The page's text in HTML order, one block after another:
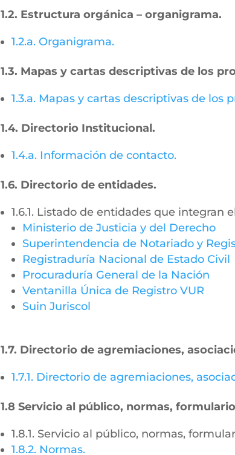
1.2. Estructura orgánica – organigrama.
1.2.a. Organigrama.
1.3. Mapas y cartas descriptivas de los
1.3.a. Mapas y cartas descriptivas de los
1.4. Directorio Institucional.
1.4.a. Información de contacto.
1.6. Directorio de entidades.
1.6.1. Listado de entidades que integran
Ministerio de Justicia y del Derecho
Superintendencia de Notariado y
Registraduría Nacional de Estado Civil
Procuraduría General de la Nación
Ventanilla Única de Registro VUR
Suin Juriscol
1.7. Directorio de agremiaciones,
1.7.1. Directorio de agremiaciones,
1.8 Servicio al público, normas,
1.8.1. Servicio al público, normas,
1.8.2. Normas.